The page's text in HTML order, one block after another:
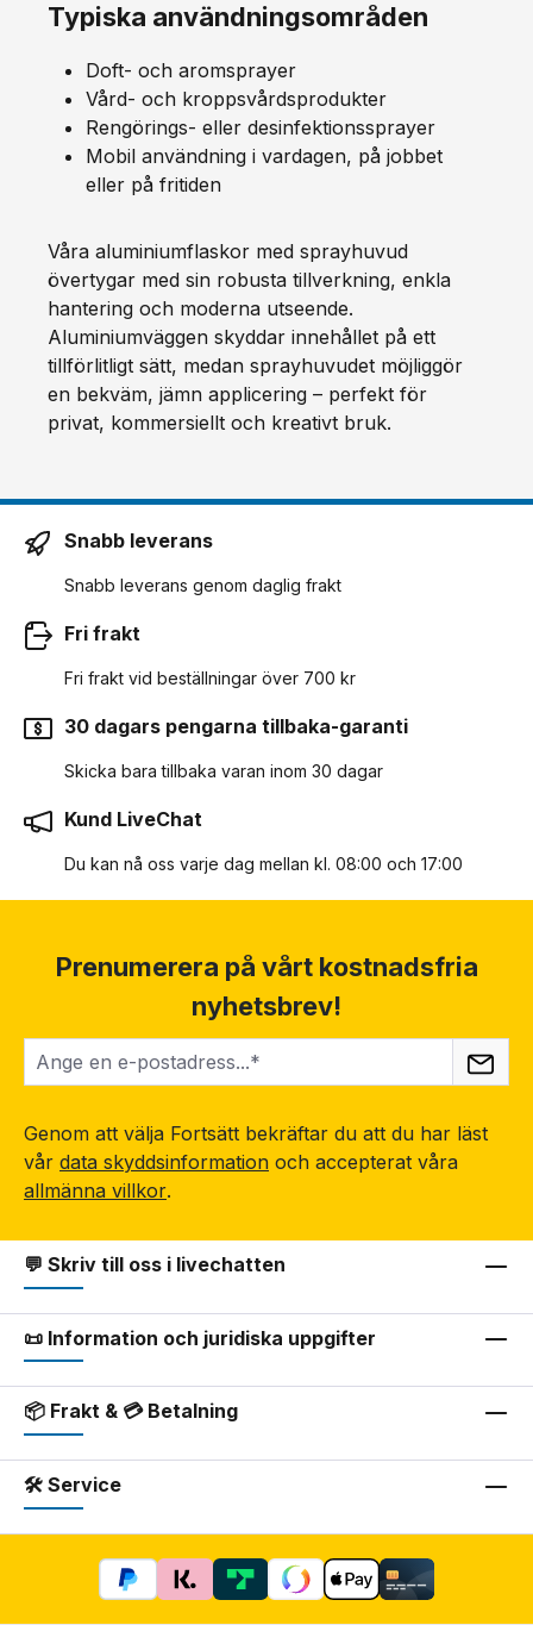
Typiska användningsområden
Doft- och aromsprayer
Vård- och kroppsvårdsprodukter
Rengörings- eller desinfektionssprayer
Mobil användning i vardagen, på jobbet
eller på fritiden
Våra aluminiumflaskor med sprayhuvud
övertygar med sin robusta tillverkning, enkla
hantering och moderna utseende.
Aluminiumväggen skyddar innehållet på ett
tillförlitligt sätt, medan sprayhuvudet möjliggör
en bekväm, jämn applicering – perfekt för
privat, kommersiellt och kreativt bruk.
Snabb leverans
Snabb leverans genom daglig frakt
Fri frakt
Fri frakt vid beställningar över 700 kr
30 dagars pengarna tillbaka-garanti
Skicka bara tillbaka varan inom 30 dagar
Kund LiveChat
Du kan nå oss varje dag mellan kl. 08:00 och 17:00
Prenumerera på vårt kostnadsfria
nyhetsbrev!
Genom att välja Fortsätt bekräftar du att du har läst
vår data skyddsinformation och accepterat våra
allmänna villkor.
💬 Skriv till oss i livechatten
📜 Information och juridiska uppgifter
📦 Frakt & 💳 Betalning
🛠 Service